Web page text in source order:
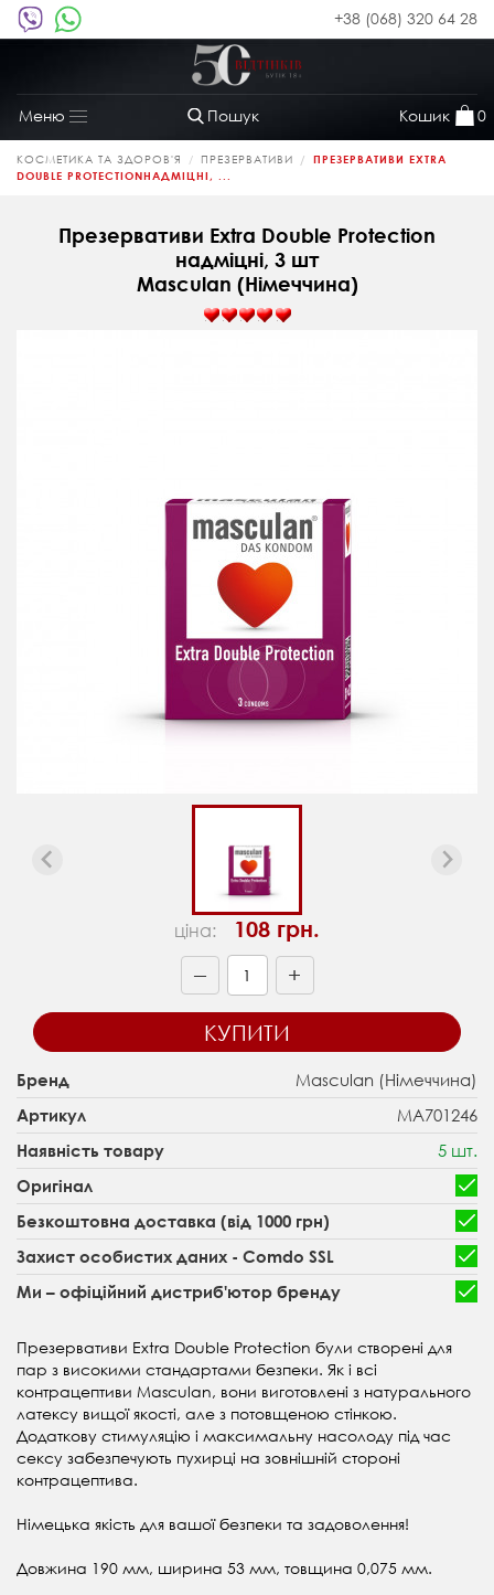
+38 (068) 320 64 28
Пошук Кошик 0
Меню
Toggle
navigation
КОСМЕТИКА ТА ЗДОРОВ'Я ПРЕЗЕРВАТИВИ
ПРЕЗЕРВАТИВИ EXTRA
DOUBLE PROTECTIONНАДМІЦНІ, ...
Презервативи Extra Double Protection
надміцні, 3 шт
Masculan (Німеччина)
ціна: 108 грн.
— +
КУПИТИ
Бренд Masculan (Німеччина)
Артикул MA701246
Наявність товару 5 шт.
Оригінал
Безкоштовна доставка (від 1000 грн)
Захист особистих даних - Comdo SSL
Ми – офіційний дистриб'ютор бренду
Презервативи Extra Double Protection були створені для
пар з високими стандартами безпеки. Як і всі
контрацептиви Masculan, вони виготовлені з натурального
латексу вищої якості, але з потовщеною стінкою.
Додаткову стимуляцію і максимальну насолоду під час
сексу забезпечують пухирці на зовнішній стороні
контрацептива.
Німецька якість для вашої безпеки та задоволення!
Довжина 190 мм, ширина 53 мм, товщина 0,075 мм.